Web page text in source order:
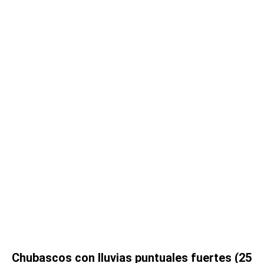
Chubascos con lluvias puntuales fuertes (25